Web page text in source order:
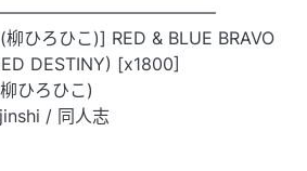
ひろひこ)] RED & BLUE BRAVO
DESTINY) [x1800]
ひろひこ)
/ 同人志